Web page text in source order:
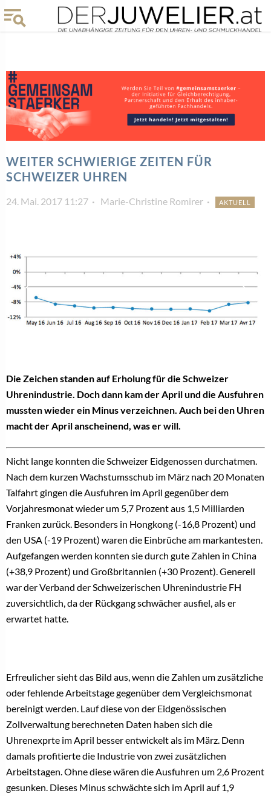
WEITER SCHWIERIGE ZEITEN FÜR
SCHWEIZER UHREN
24. Mai. 2017 11:27 Marie-Christine Romirer AKTUELL
Die Zeichen standen auf Erholung für die Schweizer
Uhrenindustrie. Doch dann kam der April und die Ausfuhren
mussten wieder ein Minus verzeichnen. Auch bei den Uhren
macht der April anscheinend, was er will.
Nicht lange konnten die Schweizer Eidgenossen durchatmen.
Nach dem kurzen Wachstumsschub im März nach 20 Monaten
Talfahrt gingen die Ausfuhren im April gegenüber dem
Vorjahresmonat wieder um 5,7 Prozent aus 1,5 Milliarden
Franken zurück. Besonders in Hongkong (-16,8 Prozent) und
den USA (-19 Prozent) waren die Einbrüche am markantesten.
Aufgefangen werden konnten sie durch gute Zahlen in China
(+38,9 Prozent) und Großbritannien (+30 Prozent). Generell
war der Verband der Schweizerischen Uhrenindustrie FH
zuversichtlich, da der Rückgang schwächer ausfiel, als er
erwartet hatte.
Erfreulicher sieht das Bild aus, wenn die Zahlen um zusätzliche
oder fehlende Arbeitstage gegenüber dem Vergleichsmonat
bereinigt werden. Lauf diese von der Eidgenössischen
Zollverwaltung berechneten Daten haben sich die
Uhrenexprte im April besser entwickelt als im März. Denn
damals profitierte die Industrie von zwei zusätzlichen
Arbeitstagen. Ohne diese wären die Ausfuhren um 2,6 Prozent
gesunken. Dieses Minus schwächte sich im April auf 1,9